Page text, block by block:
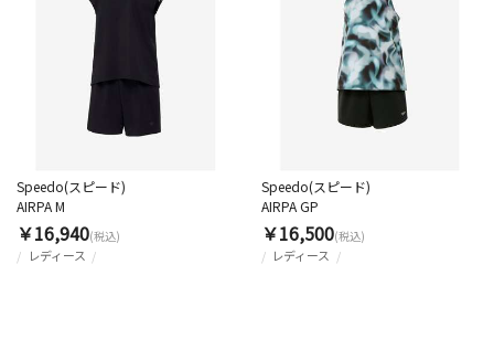
レディース
Speedo(スピード)
AIRPA M
￥16,940(税込)
レディース
Speedo(スピード)
AIRPA GP
￥16,500(税込)